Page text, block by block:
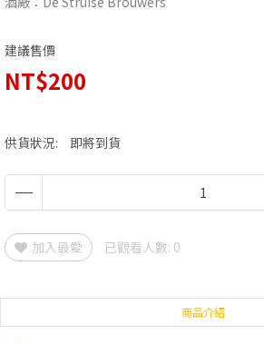
建議售價
NT$200
供貨狀況: 即將到貨
加入最愛 已觀看人數: 0
商品介紹